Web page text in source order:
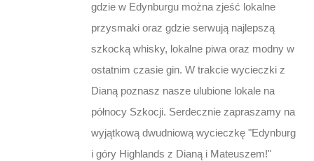
gdzie w Edynburgu można zjeść lokalne
przysmaki oraz gdzie serwują najlepszą
szkocką whisky, lokalne piwa oraz modny w
ostatnim czasie gin. W trakcie wycieczki z
Dianą poznasz nasze ulubione lokale na
północy Szkocji. Serdecznie zapraszamy na
wyjątkową dwudniową wycieczkę "Edynburg
i góry Highlands z Dianą i Mateuszem!"